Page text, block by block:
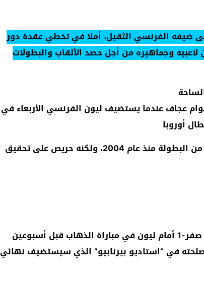
ضيفه الفرنسي الثقيل، أملا في تخطي عقدة دور
بين لاعبيه وجماهيره من أجل حصد الألقاب والبطولات
عجاف عندما يستضيف ليون الفرنسي الأربعاء في
أوروبا
ولم يتجاوز ريال مدريد دور الـ16 من البطولة منذ عام 2004، ولكنه حريص على تحقيق
وكان الفريق الأسباني قد خسر صفر-1 أمام ليون في مباراة الذهاب قبل أسبوعين
في “استاديو بيرنابيو” الذي سيستضيف نهائي